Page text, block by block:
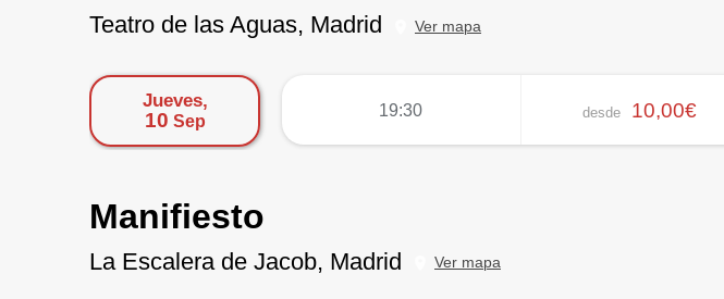
Teatro de las Aguas, Madrid Ver mapa
Jueves,
10 Sep
19:30 desde 10,00€
Manifiesto
La Escalera de Jacob, Madrid Ver mapa